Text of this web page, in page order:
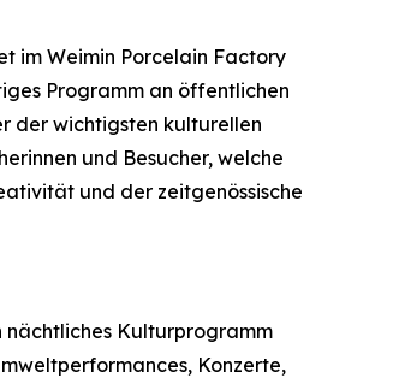
im Weimin Porcelain Factory
Programm an öffentlichen
der wichtigsten kulturellen
und Besucher, welche
und der zeitgenössische
nächtliches Kulturprogramm
Konzerte,